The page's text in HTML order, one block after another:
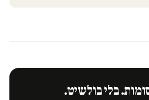
בלי בולשיט.